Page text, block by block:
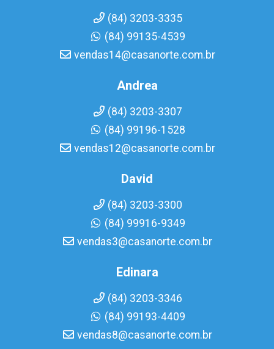
(84) 3203-3335
(84) 99135-4539
vendas14@casanorte.com.br
Andrea
(84) 3203-3307
(84) 99196-1528
vendas12@casanorte.com.br
David
(84) 3203-3300
(84) 99916-9349
vendas3@casanorte.com.br
Edinara
(84) 3203-3346
(84) 99193-4409
vendas8@casanorte.com.br